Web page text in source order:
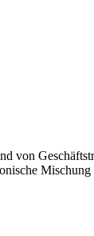
von